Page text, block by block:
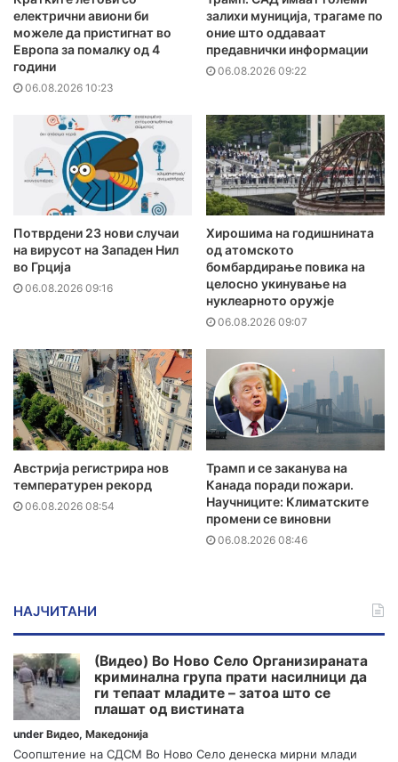
електрични авиони би
можеле да пристигнат во
Европа за помалку од 4
години
06.08.2026 10:23
залихи муниција, трагаме по
оние што оддаваат
предавнички информации
06.08.2026 09:22
Потврдени 23 нови случаи
на вирусот на Западен Нил
во Грција
06.08.2026 09:16
Хирошима на годишнината
од атомското
бомбардирање повика на
целосно укинување на
нуклеарното оружје
06.08.2026 09:07
Австрија регистрира нов
температурен рекорд
06.08.2026 08:54
Трамп и се заканува на
Канада поради пожари.
Научниците: Климатските
промени се виновни
06.08.2026 08:46
НАЈЧИТАНИ
(Видео) Во Ново Село Организираната
криминална група прати насилници да
ги тепаат младите – затоа што се
плашат од вистината
under Видео, Македонија
Соопштение на СДСМ Во Ново Село денеска мирни млади